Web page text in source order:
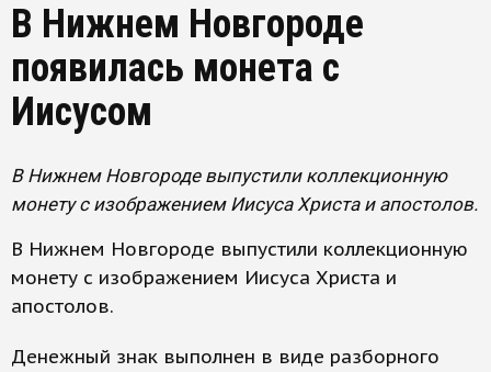
В Нижнем Новгороде
появилась монета с
Иисусом
В Нижнем Новгороде выпустили коллекционную
монету с изображением Иисуса Христа и апостолов.
В Нижнем Новгороде выпустили коллекционную
монету с изображением Иисуса Христа и
апостолов.
Денежный знак выполнен в виде разборного